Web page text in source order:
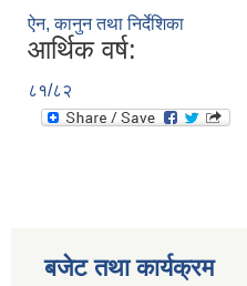
ऐन, कानुन तथा निर्देशिका
आर्थिक वर्ष:
८१/८२
बजेट तथा कार्यक्रम